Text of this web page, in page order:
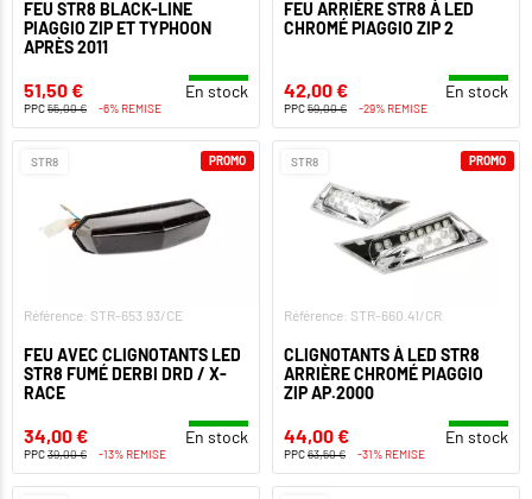
FEU STR8 BLACK-LINE
PIAGGIO ZIP ET TYPHOON
APRÈS 2011
51,50 € En stock
PPC55,00 € -6% REMISE
FEU ARRIÈRE STR8 À LED
CHROMÉ PIAGGIO ZIP 2
42,00 € En stock
PPC59,00 € -29% REMISE
STR8
Référence: STR-653.93/CE
FEU AVEC CLIGNOTANTS LED
STR8 FUMÉ DERBI DRD / X-
RACE
34,00 € En stock
PPC39,00 € -13% REMISE
PROMO STR8
Référence: STR-660.41/CR
CLIGNOTANTS À LED STR8
ARRIÈRE CHROMÉ PIAGGIO
ZIP AP.2000
44,00 € En stock
PPC63,50 € -31% REMISE
PROMO